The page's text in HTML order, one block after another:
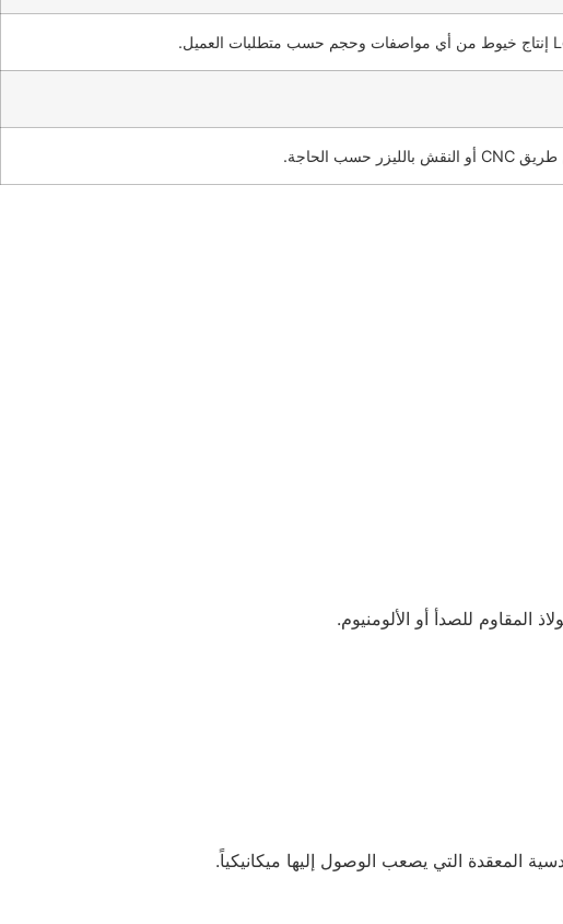
للصدأ أو الألومنيوم.
المعقدة التي يصعب الوصول إليها ميكانيكياً.